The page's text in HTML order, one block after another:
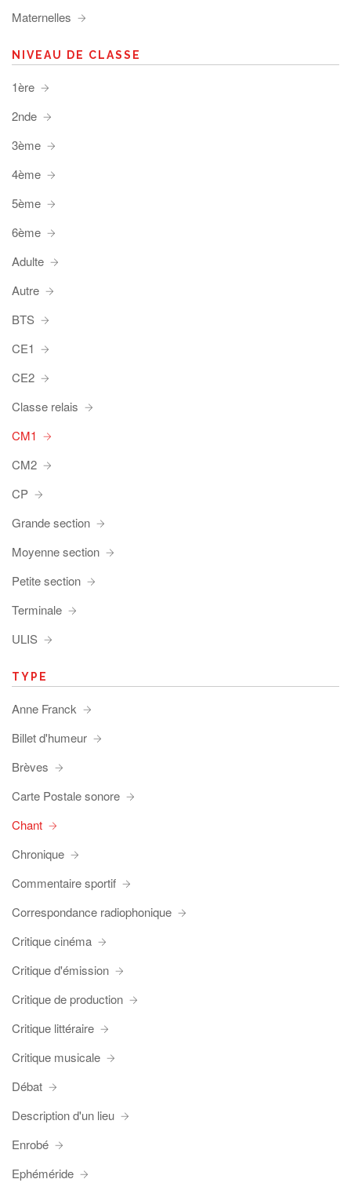
Maternelles
NIVEAU DE CLASSE
1ère
2nde
3ème
4ème
5ème
6ème
Adulte
Autre
BTS
CE1
CE2
Classe relais
CM1
CM2
CP
Grande section
Moyenne section
Petite section
Terminale
ULIS
TYPE
Anne Franck
Billet d'humeur
Brèves
Carte Postale sonore
Chant
Chronique
Commentaire sportif
Correspondance radiophonique
Critique cinéma
Critique d'émission
Critique de production
Critique littéraire
Critique musicale
Débat
Description d'un lieu
Enrobé
Ephéméride